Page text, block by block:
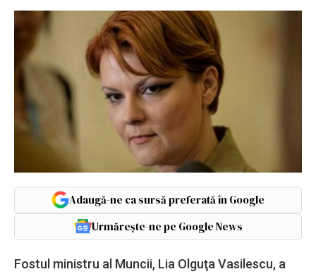
Adaugă-ne ca sursă preferată în Google
Urmărește-ne pe Google News
Fostul ministru al Muncii, Lia Olguţa Vasilescu, a